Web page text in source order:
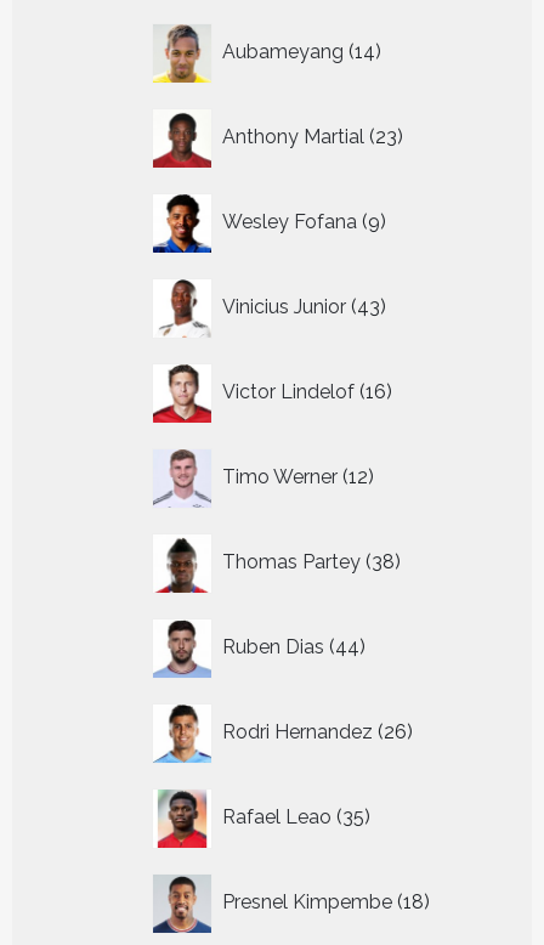
Aubameyang 14
producten
Anthony Martial 23
producten
Wesley Fofana 9
producten
Vinicius Junior 43
producten
Victor Lindelof 16
producten
Timo Werner 12
producten
Thomas Partey 38
producten
Ruben Dias 44
producten
Rodri Hernandez 26
producten
Rafael Leao 35
producten
Presnel Kimpembe 18
producten